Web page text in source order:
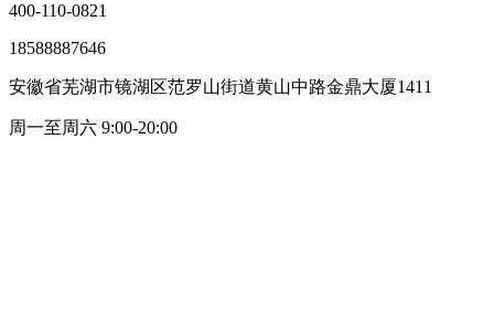
400-110-0821
18588887646
安徽省芜湖市镜湖区范罗山街道黄山中路金鼎大厦1411
周一至周六 9:00-20:00